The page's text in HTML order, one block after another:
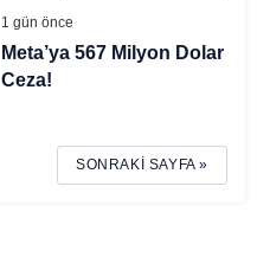
1 gün önce
Meta’ya 567 Milyon Dolar
Ceza!
SONRAKI SAYFA »